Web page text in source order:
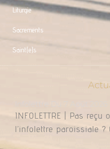
Liturgie
Sacrements
Saint(e)s
INFOLETTRE | Pas
l’infolettre paroissiale